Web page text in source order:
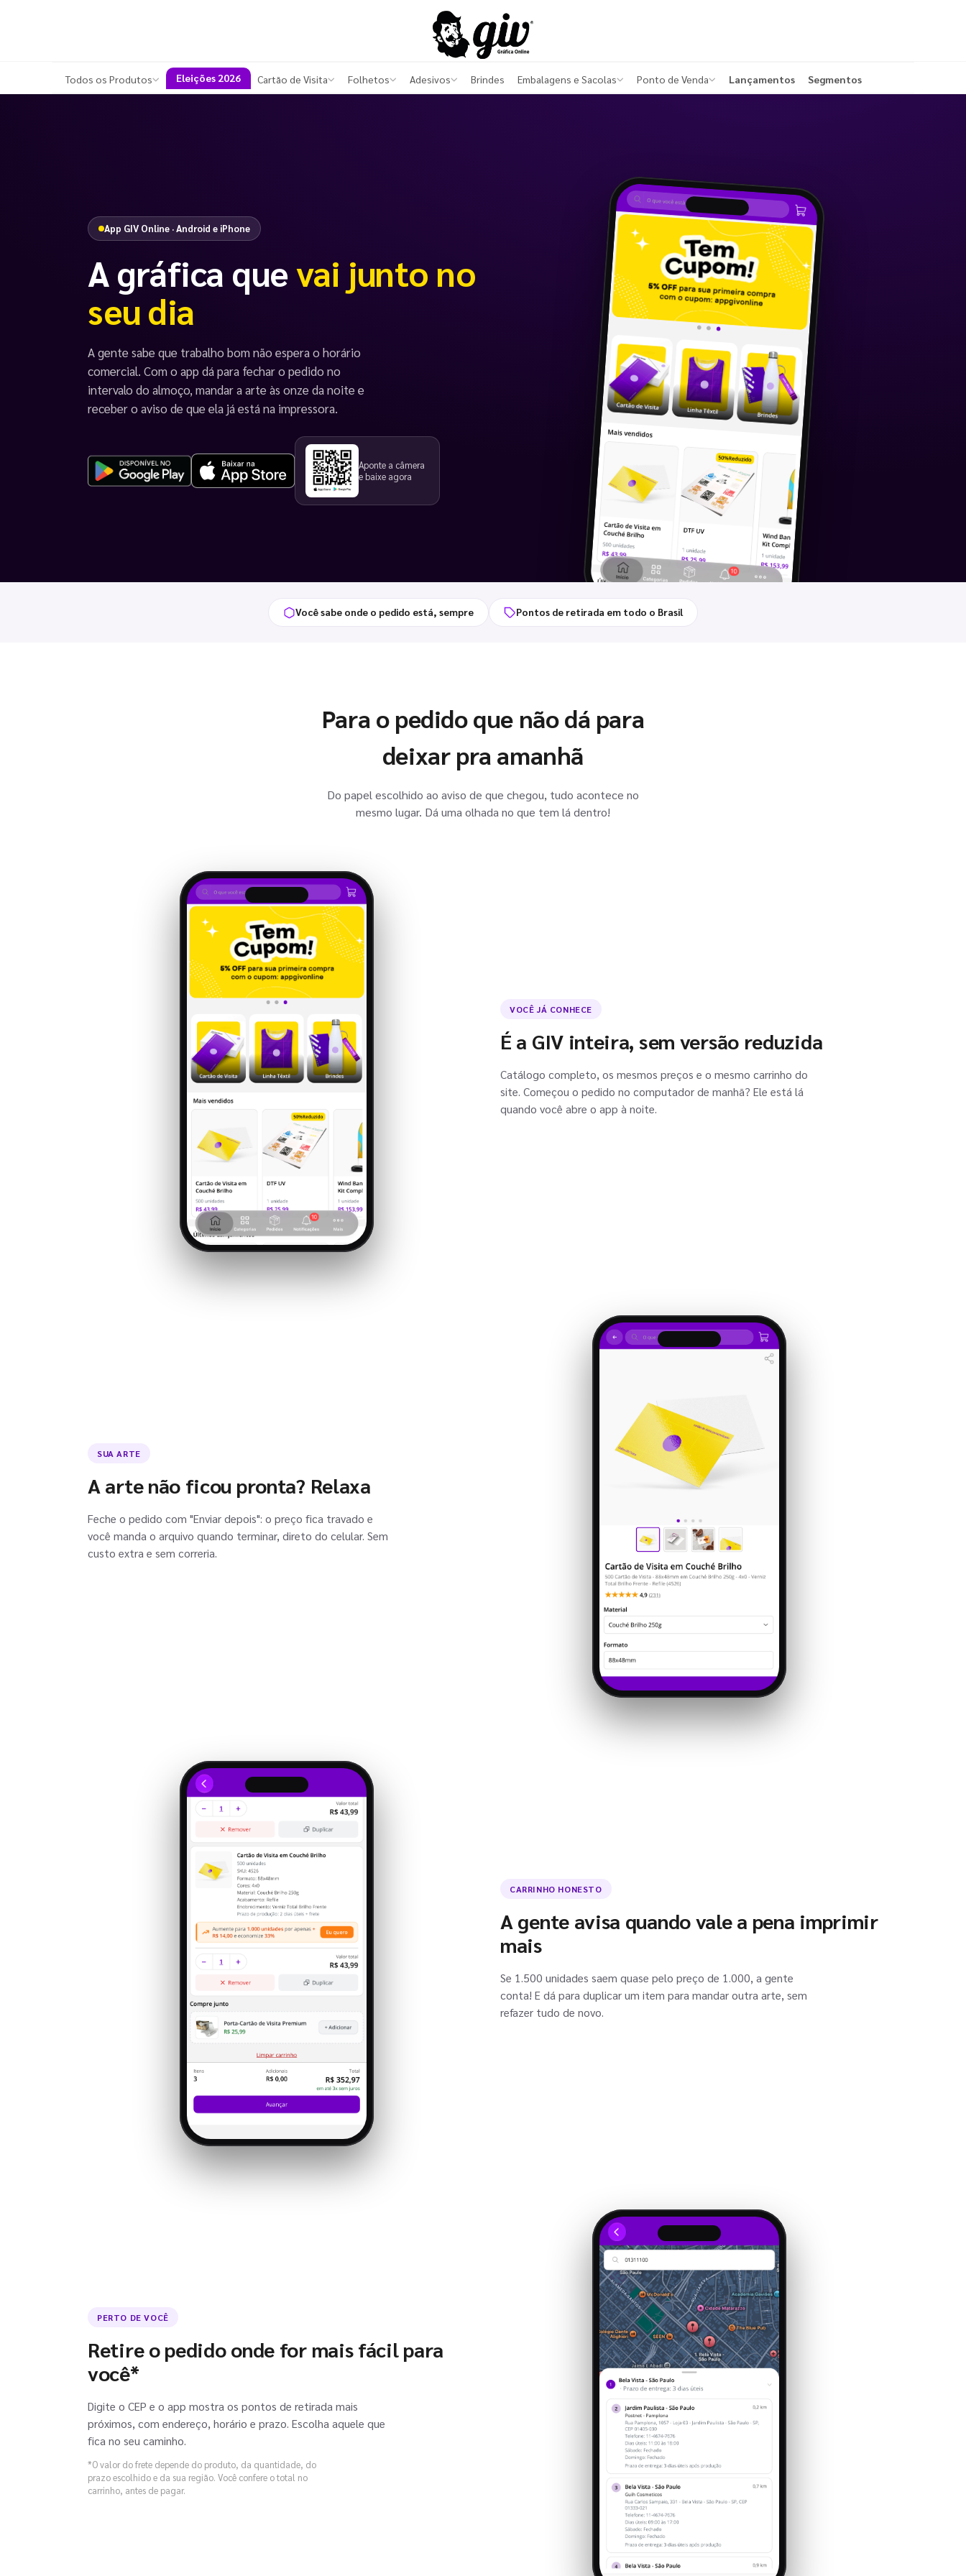
Todos os Produtos Eleições 2026 Cartão de Visita Folhetos Adesivos Brindes Embalagens e Sacolas Ponto de Venda Lançamentos Segmentos
App GIV Online · Android e iPhone
A gráfica quevai junto no
seu dia
A gente sabe que trabalho bom não espera o horário
comercial. Com o app dá para fechar o pedido no
intervalo do almoço, mandar a arte às onze da noite e
receber o aviso de que ela já está na impressora.
Aponte a câmera
e baixe agora
Você sabe onde o pedido está, sempre Pontos de retirada em todo o Brasil
Para o pedido que não dá para
deixar pra amanhã
Do papel escolhido ao aviso de que chegou, tudo acontece no
mesmo lugar. Dá uma olhada no que tem lá dentro!
VOCÊ JÁ CONHECE
É a GIV inteira, sem versão reduzida
Catálogo completo, os mesmos preços e o mesmo carrinho do
site. Começou o pedido no computador de manhã? Ele está lá
quando você abre o app à noite.
SUA ARTE
A arte não ficou pronta? Relaxa
Feche o pedido com "Enviar depois": o preço fica travado e
você manda o arquivo quando terminar, direto do celular. Sem
custo extra e sem correria.
CARRINHO HONESTO
A gente avisa quando vale a pena imprimir
mais
Se 1.500 unidades saem quase pelo preço de 1.000, a gente
conta! E dá para duplicar um item para mandar outra arte, sem
refazer tudo de novo.
PERTO DE VOCÊ
Retire o pedido onde for mais fácil para
você*
Digite o CEP e o app mostra os pontos de retirada mais
próximos, com endereço, horário e prazo. Escolha aquele que
fica no seu caminho.
*O valor do frete depende do produto, da quantidade, do
prazo escolhido e da sua região. Você confere o total no
carrinho, antes de pagar.